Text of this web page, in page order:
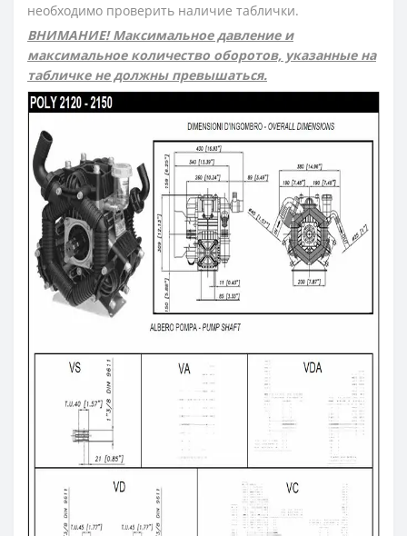
необходимо проверить наличие таблички.
ВНИМАНИЕ! Максимальное давление и
максимальное количество оборотов, указанные на
табличке не должны превышаться.